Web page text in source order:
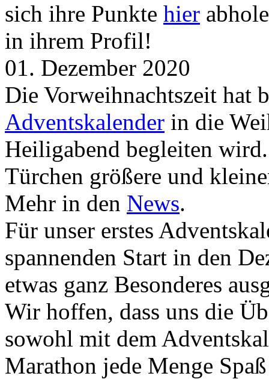
sich ihre Punkte hier
in ihrem Profil!
01. Dezember 2020
Die Vorweihnachtszeit hat
Adventskalender in die
Heiligabend begleiten
Türchen größere und
Mehr in den News.
Für unser erstes
spannenden Start in den
etwas ganz Besonderes
Wir hoffen, dass uns die
sowohl mit dem
Marathon jede Menge